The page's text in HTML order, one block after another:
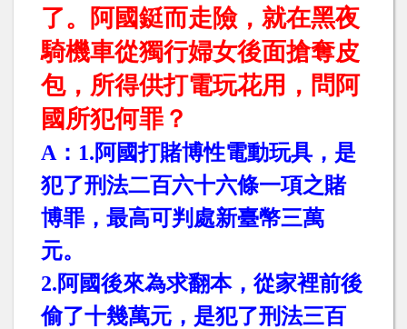
了。阿國鋌而走險，就在黑夜
騎機車從獨行婦女後面搶奪皮
包，所得供打電玩花用，問阿
國所犯何罪？
A ： 1.阿國打賭博性電動玩具，是
犯了刑法二百六十六條一項之賭
博罪，最高可判處新臺幣三萬
元。
2.阿國後來為求翻本，從家裡前後
偷了十幾萬元，是犯了刑法三百